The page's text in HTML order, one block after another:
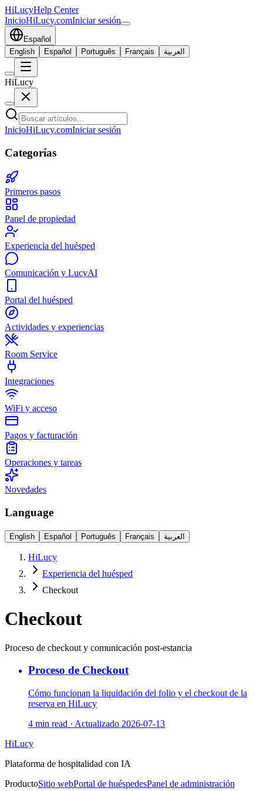
HiLucyHelp Center
InicioHiLucy.comIniciar sesión
Español
English
Español Português Français العربية
HiLucy
InicioHiLucy.comIniciar sesión
Categorías
Primeros pasos
Panel de propiedad
Experiencia del huésped
Comunicación y LucyAI
Portal del huésped
Actividades y experiencias
Room Service
Integraciones
WiFi y acceso
Pagos y facturación
Operaciones y tareas
Novedades
Language
English Español Português Français العربية
HiLucy
Experiencia del huésped
Checkout
Checkout
Proceso de checkout y comunicación post-estancia
Proceso de Checkout
Cómo funcionan la liquidación del folio y el checkout de la
reserva en HiLucy
4 min read · Actualizado 2026-07-13
HiLucy
Plataforma de hospitalidad con IA
ProductoSitio webPortal de huéspedesPanel de administración